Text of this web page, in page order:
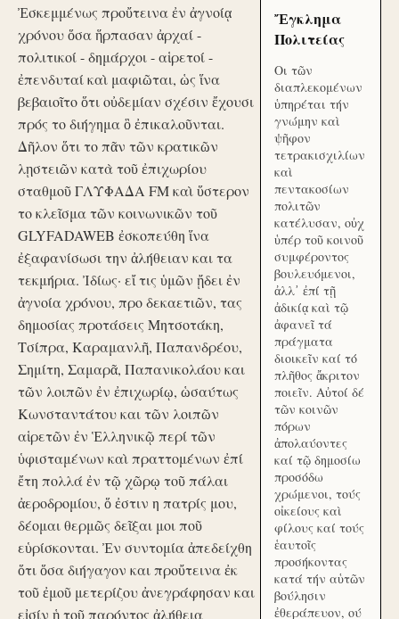
Ἐσκεμμένως προὔτεινα ἐν ἀγνοίᾳ
χρόνου ὅσα ἥρπασαν ἀρχαί -
πολιτικοί - δημάρχοι - αἱρετοί -
ἐπενδυταί καὶ μαφιῶται, ὡς ἵνα
βεβαιοῖτο ὅτι οὐδεμίαν σχέσιν ἔχουσι
πρός το διήγημα ὃ ἐπικαλοῦνται.
Δῆλον ὅτι το πᾶν τῶν κρατικῶν
λῃστειῶν κατὰ τοῦ ἐπιχωρίου
σταθμοῦ ΓΛΥΦΑΔΑ FM καὶ ὕστερον
το κλεῖσμα τῶν κοινωνικῶν τοῦ
GLYFADAWEB ἐσκοπεύθη ἵνα
ἐξαφανίσωσι την ἀλήθειαν και τα
τεκμήρια. Ἰδίως· εἴ τις ὑμῶν ᾔδει ἐν
ἀγνοία χρόνου, προ δεκαετιῶν, τας
δημοσίας προτάσεις Μητσοτάκη,
Τσίπρα, Καραμανλῆ, Παπανδρέου,
Σημίτη, Σαμαρᾶ, Παπανικολάου και
τῶν λοιπῶν ἐν ἐπιχωρίῳ, ὡσαύτως
Κωνσταντάτου και τῶν λοιπῶν
αἱρετῶν ἐν Ἑλληνικῷ περί τῶν
ὑφισταμένων καὶ πραττομένων ἐπί
ἔτη πολλά ἐν τῷ χῶρῳ τοῦ πάλαι
ἀεροδρομίου, ὅ ἐστιν η πατρίς μου,
δέομαι θερμῶς δεῖξαι μοι ποῦ
εὑρίσκονται. Ἐν συντομία ἀπεδείχθη
ὅτι ὅσα διήγαγον και προὔτεινα ἐκ
τοῦ ἐμοῦ μετερίζου ἀνεγράφησαν και
εἰσίν ἡ τοῦ παρόντος ἀλήθεια
Ἔγκλημα
Πολιτείας
Οι τῶν
διαπλεκομένων
ὑπηρέται τήν
γνώμην καὶ
ψῆφον
τετρακισχιλίων
καὶ
πεντακοσίων
πολιτῶν
κατέλυσαν, οὐχ
ὑπέρ τοῦ κοινοῦ
συμφέροντος
βουλευόμενοι,
ἀλλ᾽ ἐπί τῇ
ἀδικίᾳ καὶ τῷ
ἀφανεῖ τά
πράγματα
διοικεῖν καί τό
πλῆθος ἄκριτον
ποιεῖν. Αὐτοί δέ
τῶν κοινῶν
πόρων
ἀπολαύοντες
καί τῷ δημοσίω
προσόδω
χρώμενοι, τούς
οἰκείους καὶ
φίλους καί τούς
ἑαυτοῖς
προσήκοντας
κατά τήν αὑτῶν
βούλησιν
ἐθεράπευον, ού